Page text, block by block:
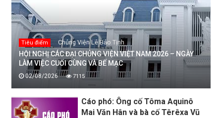
Tiêu điểm Chủng Viện Lê Bảo Tịnh
HỘI NGHỊ CÁC ĐẠI CHỦNG VIỆN VIỆT NAM 2026 – NGÀY
LÀM VIỆC CUỐI CÙNG VÀ BẾ MẠC
02/08/2026 7115
Cáo phó: Ông cố Tôma Aquinô
Mai Văn Hân và bà cố Têrêxa Vũ